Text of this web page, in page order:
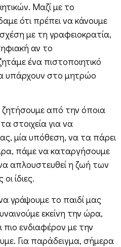
Μαζί με το
ότι πρέπει να κάνουμε
με τη γραφειοκρατία,
αν το
ένα πιστοποιητικό
υπάρχουν στο μητρώο
από την όποια
στοιχεία για να
μία υπόθεση, να τα πάρει
πάμε να καταργήσουμε
απλουστευθεί η ζωή των
ίδιες.
γράψουμε το παιδί μας
εκείνη την ώρα,
πιο ενδιαφέρον με την
Για παράδειγμα, σήμερα